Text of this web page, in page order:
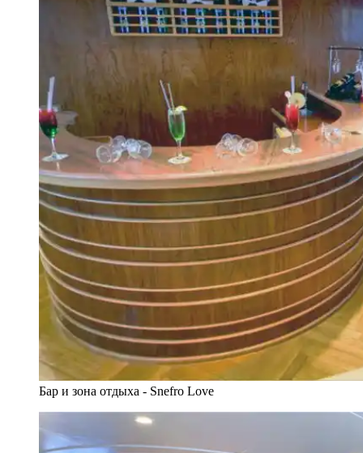
Бар и зона отдыха - Snefro Love